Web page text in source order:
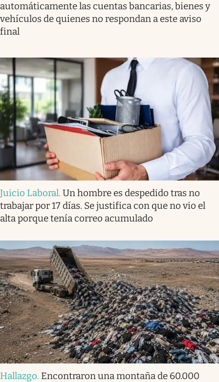
automáticamente las cuentas bancarias, bienes y
vehículos de quienes no respondan a este aviso
final
Juicio Laboral. Un hombre es despedido tras no
trabajar por 17 días. Se justifica con que no vio el
alta porque tenía correo acumulado
Hallazgo. Encontraron una montaña de 60.000